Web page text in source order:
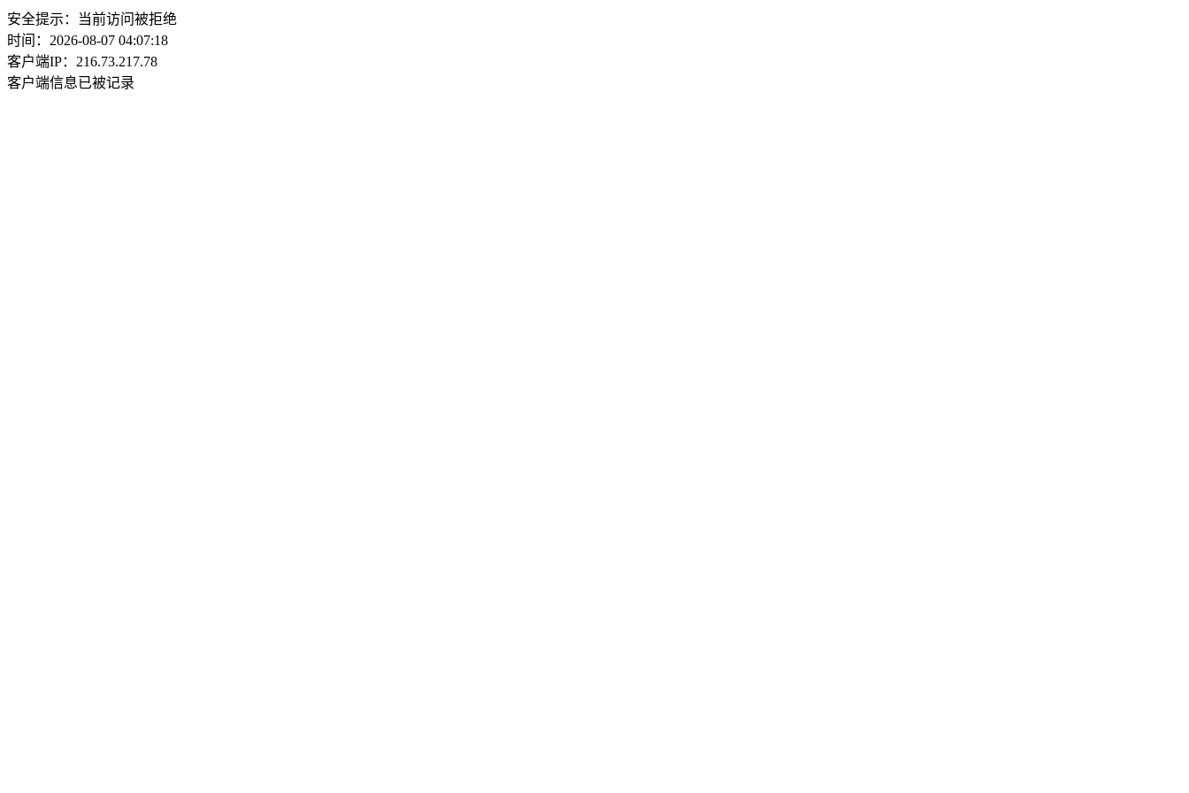
安全提示：当前访问被拒绝
时间：2026-08-07 04:07:18
客户端IP：216.73.217.78
客户端信息已被记录